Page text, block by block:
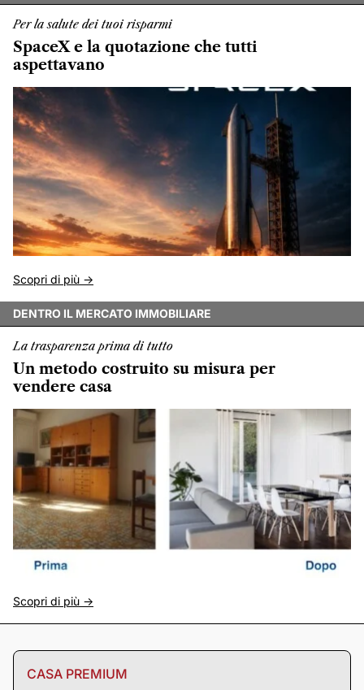
Per la salute dei tuoi risparmi
SpaceX e la quotazione che tutti
aspettavano
Scopri di più ->
DENTRO IL MERCATO IMMOBILIARE
La trasparenza prima di tutto
Un metodo costruito su misura per
vendere casa
Scopri di più ->
CASA PREMIUM